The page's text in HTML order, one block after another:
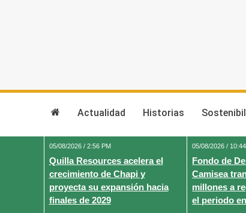
Actualidad Historias
05/08/2026 / 2:56 PM
Quilla Resources acelera el
crecimiento de Chapi y
proyecta su expansión hacia
finales de 2029
05/08/2026 /
Fondo de
Camisea
millones a
el periodo